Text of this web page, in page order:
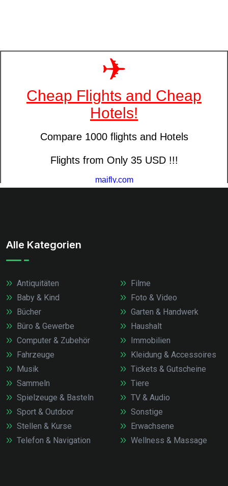
Alle Kategorien
Antiquitäten
Baby & Kind
Bücher
Büro & Gewerbe
Computer & Zubehör
Fahrzeuge
Filme
Foto & Video
Garten & Handwerk
Haushalt
Immobilien
Kleidung & Accessoires
Musik
Sammeln
Spielzeuge & Basteln
Sport & Outdoor
Stellen & Kurse
Telefon & Navigation
Tickets & Gutscheine
Tiere
TV & Audio
Sonstige
Erwachsene
Wellness & Massage